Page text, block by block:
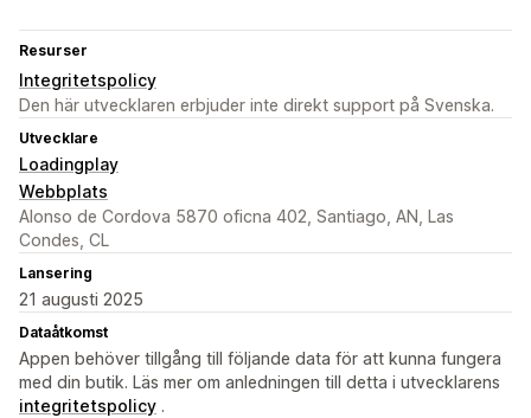
Resurser
Integritetspolicy
Den här utvecklaren erbjuder inte direkt support på Svenska.
Utvecklare
Loadingplay
Webbplats
Alonso de Cordova 5870 oficna 402, Santiago, AN, Las
Condes, CL
Lansering
21 augusti 2025
Dataåtkomst
Appen behöver tillgång till följande data för att kunna fungera
med din butik. Läs mer om anledningen till detta i utvecklarens
integritetspolicy .